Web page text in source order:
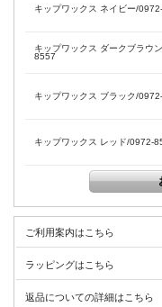
キップワックス ネイビー/
キップワックス ダークブラウ
8557
キップワックス ブラック/
キップワックス レッド/0972-
ご利用案内はこちら
ラッピングはこちら
返品についての詳細はこちら